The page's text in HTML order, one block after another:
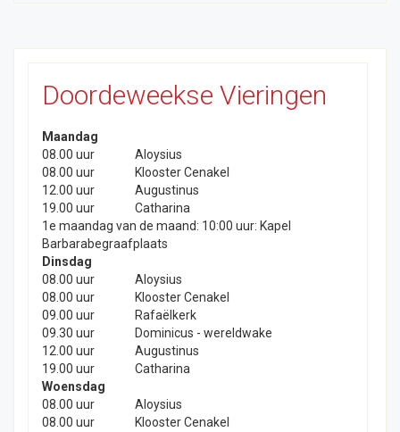
Doordeweekse Vieringen
Maandag
08.00 uur
Aloysius
08.00 uur
Klooster Cenakel
12.00 uur
Augustinus
19.00 uur
Catharina
1e maandag van de maand: 10:00 uur: Kapel
Barbarabegraafplaats
Dinsdag
08.00 uur
Aloysius
08.00 uur
Klooster Cenakel
09.00 uur
Rafaëlkerk
09.30 uur
Dominicus - wereldwake
12.00 uur
Augustinus
19.00 uur
Catharina
Woensdag
08.00 uur
Aloysius
08.00 uur
Klooster Cenakel